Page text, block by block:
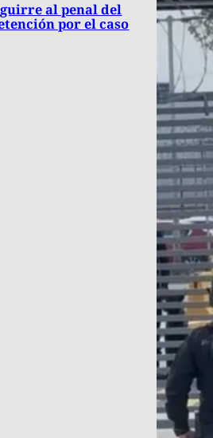
al penal del
por el caso